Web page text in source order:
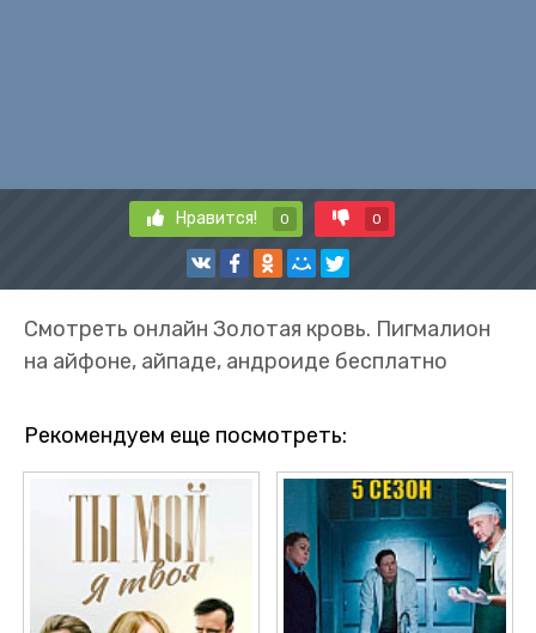
Нравится! 0 0
Смотреть онлайн Золотая кровь. Пигмалион
на айфоне, айпаде, андроиде бесплатно
Рекомендуем еще посмотреть: